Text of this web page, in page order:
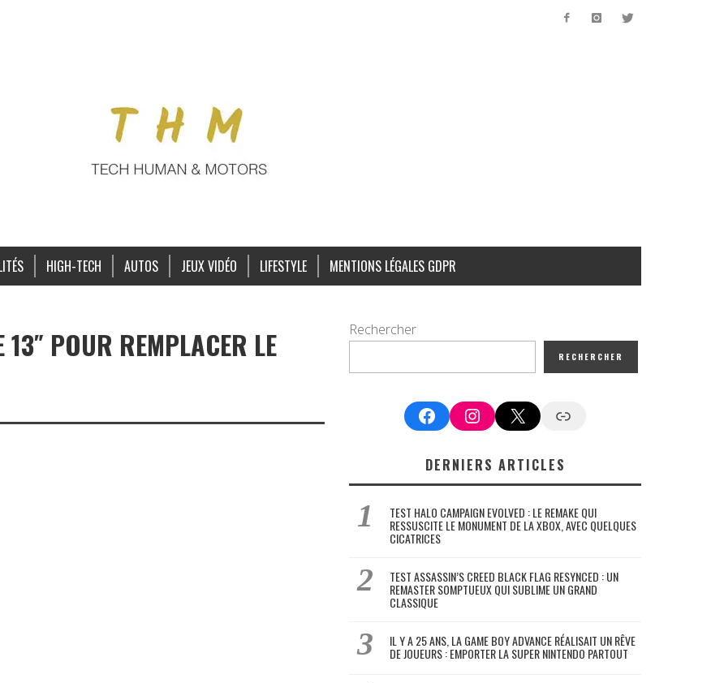
HIGH-TECH AUTOS JEUX VIDÉO LIFESTYLE MENTIONS LÉGALES GDPR
POUR REMPLACER LE Rechercher
RECHERCHER
FacebookInstagram
X Google News
DERNIERS ARTICLES
TEST HALO CAMPAIGN EVOLVED : LE REMAKE QUI
RESSUSCITE LE MONUMENT DE LA XBOX, AVEC QUELQUES
CICATRICES
TEST ASSASSIN’S CREED BLACK FLAG RESYNCED : UN
REMASTER SOMPTUEUX QUI SUBLIME UN GRAND
CLASSIQUE
IL Y A 25 ANS, LA GAME BOY ADVANCE RÉALISAIT UN RÊVE
DE JOUEURS : EMPORTER LA SUPER NINTENDO PARTOUT